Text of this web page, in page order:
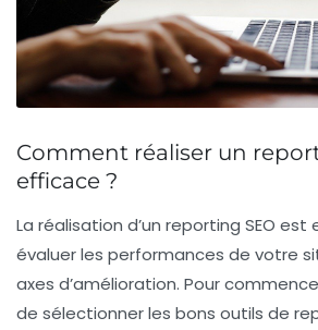
Comment réaliser un
efficace ?
La réalisation d’un reporting SEO est
évaluer les performances de votre
axes d’amélioration. Pour
de sélectionner les bons outils de